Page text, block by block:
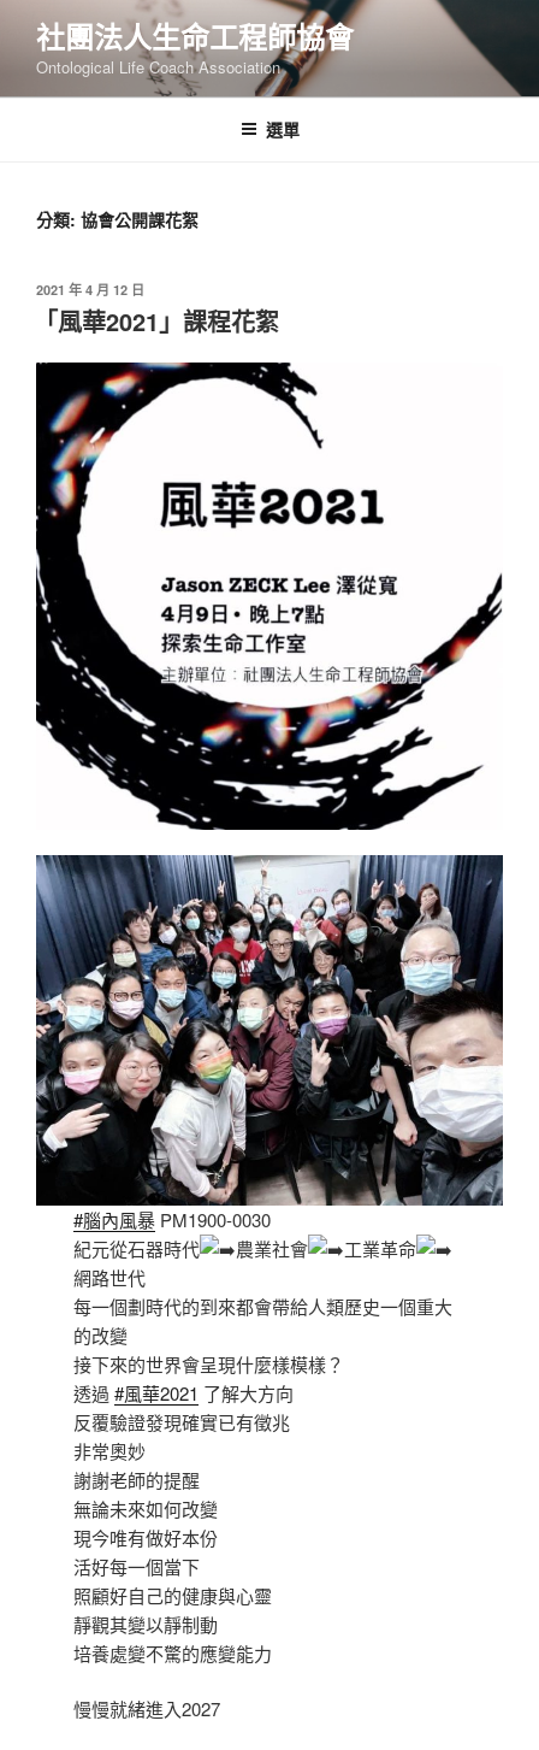
要
社團法人生命工程師協會
Ontological Life Coach Association
選單
分類: 協會公開課花絮
發
2021 年 4 月 12 日
「風華2021」課程花絮
#腦內風暴 PM1900-0030
紀元從石器時代
農業社會
工業革命
網路世代
每一個劃時代的到來都會帶給人類歷史一個重大
的改變
接下來的世界會呈現什麼樣模樣？
透過#風華2021 了解大方向
反覆驗證發現確實已有徵兆
非常奧妙
謝謝老師的提醒
無論未來如何改變
現今唯有做好本份
活好每一個當下
照顧好自己的健康與心靈
靜觀其變以靜制動
培養處變不驚的應變能力
慢慢就緒進入2027